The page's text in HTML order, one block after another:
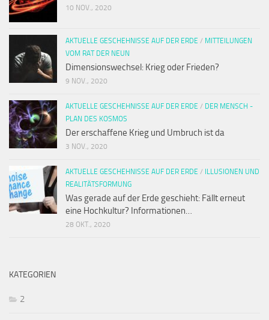
10 NOV., 2020
AKTUELLE GESCHEHNISSE AUF DER ERDE / MITTEILUNGEN
VOM RAT DER NEUN
Dimensionswechsel: Krieg oder Frieden?
9 NOV., 2020
AKTUELLE GESCHEHNISSE AUF DER ERDE / DER MENSCH -
PLAN DES KOSMOS
Der erschaffene Krieg und Umbruch ist da
3 NOV., 2020
AKTUELLE GESCHEHNISSE AUF DER ERDE /
ILLUSIONEN UND
REALITÄTSFORMUNG
Was gerade auf der Erde geschieht: Fällt erneut
eine Hochkultur? Informationen…
28 OKT., 2020
KATEGORIEN
2